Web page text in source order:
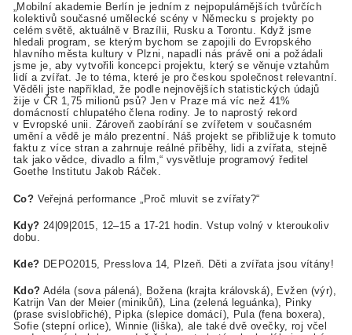
„Mobilní akademie Berlín je jedním z nejpopulárnějších tvůrčích
kolektivů současné umělecké scény v Německu s projekty po
celém světě, aktuálně v Brazílii, Rusku a Torontu. Když jsme
hledali program, se kterým bychom se zapojili do Evropského
hlavního města kultury v Plzni, napadli nás právě oni a požádali
jsme je, aby vytvořili koncepci projektu, který se věnuje vztahům
lidí a zvířat. Je to téma, které je pro českou společnost relevantní.
Věděli jste například, že podle nejnovějších statistických údajů
žije v ČR 1,75 milionů psů? Jen v Praze má víc než 41%
domácností chlupatého člena rodiny. Je to naprostý rekord
v Evropské unii. Zároveň zaobírání se zvířetem v současném
umění a vědě je málo prezentní. Náš projekt se přibližuje k tomuto
faktu z více stran a zahrnuje reálné příběhy, lidi a zvířata, stejně
tak jako vědce, divadlo a film,“ vysvětluje programový ředitel
Goethe Institutu Jakob Ráček.
Co? Veřejná performance „Proč mluvit se zvířaty?“
Kdy? 24|09|2015, 12–15 a 17-21 hodin. Vstup volný v kteroukoliv
dobu.
Kde? DEPO2015, Presslova 14, Plzeň. Děti a zvířata jsou vítány!
Kdo? Adéla (sova pálená), Božena (krajta královská), Evžen (výr),
Katrijn Van der Meier (minikůň), Lina (zelená leguánka), Pinky
(prase svislobřiché), Pipka (slepice domácí), Pula (fena boxera),
Sofie (stepní orlice), Winnie (liška), ale také dvě ovečky, roj včel